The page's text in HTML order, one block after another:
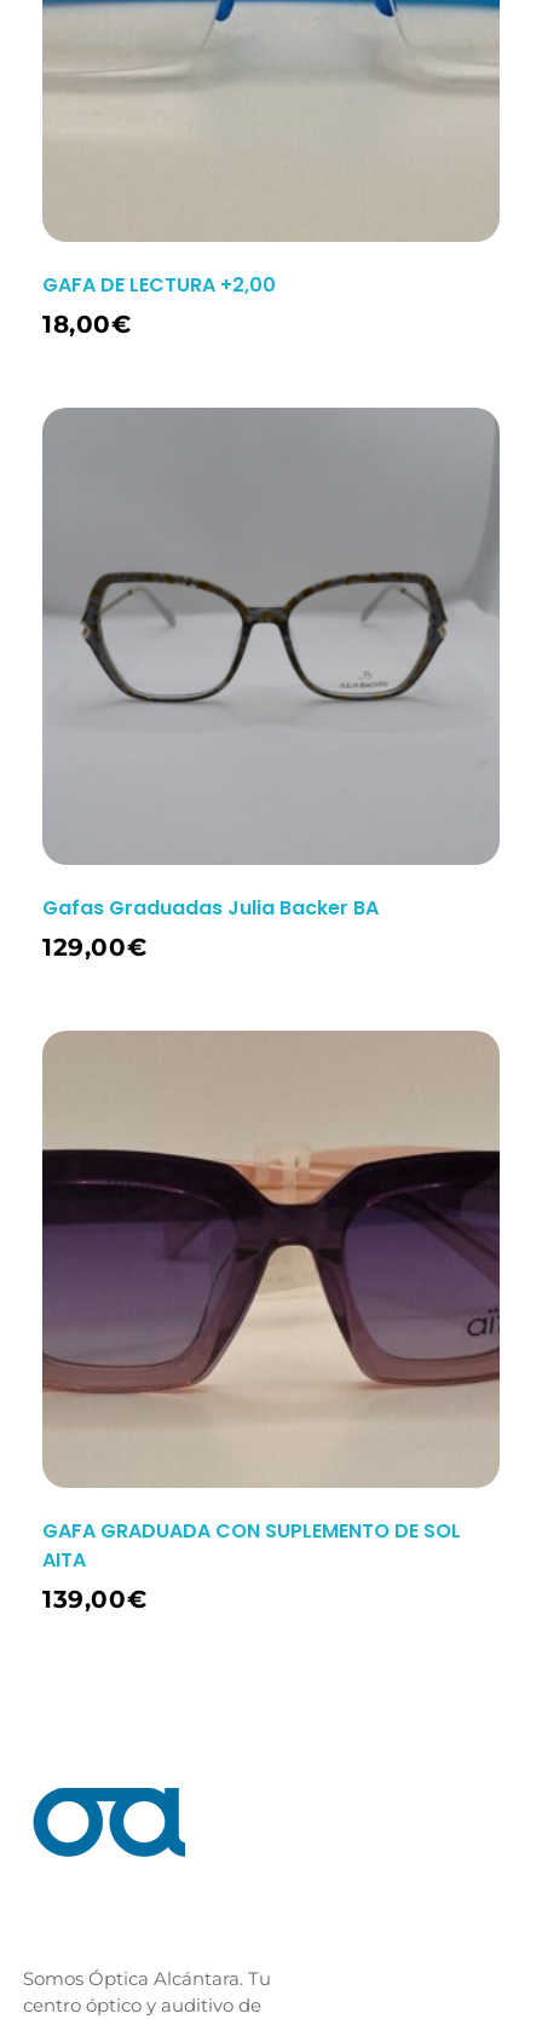
GAFA DE LECTURA +2,00
18,00€
Gafas Graduadas Julia Backer BA
129,00€
GAFA GRADUADA CON SUPLEMENTO DE SOL
AITA
139,00€
Somos Óptica Alcántara. Tu
centro óptico y auditivo de